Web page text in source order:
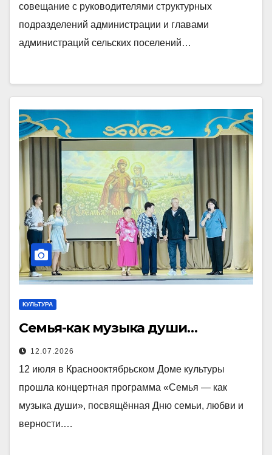
совещание с руководителями структурных
подразделений администрации и главами
администраций сельских поселений…
КУЛЬТУРА
Семья-как музыка души…
12.07.2026
12 июля в Краснооктябрьском Доме культуры
прошла концертная программа «Семья — как
музыка души», посвящённая Дню семьи, любви и
верности.…